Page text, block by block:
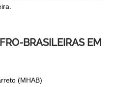
BRASILEIRAS EM
(MHAB)